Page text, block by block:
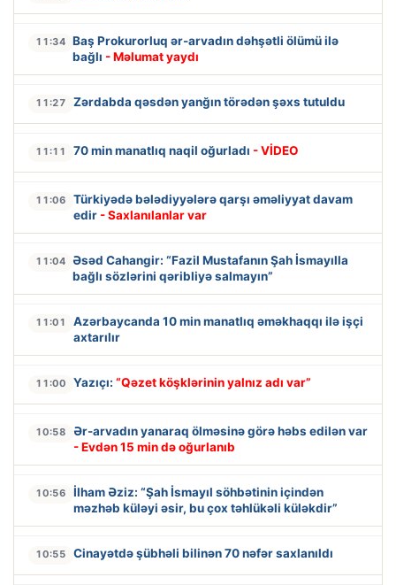
11:34 Baş Prokurorluq ər-arvadın dəhşətli ölümü ilə
bağlı - Məlumat yaydı
11:27 Zərdabda qəsdən yanğın törədən şəxs tutuldu
11:11 70 min manatlıq naqil oğurladı - VİDEO
11:06
Türkiyədə bələdiyyələrə qarşı əməliyyat davam
edir - Saxlanılanlar var
11:04
Əsəd Cahangir: “Fazil Mustafanın Şah İsmayılla
bağlı sözlərini qəribliyə salmayın”
11:01
Azərbaycanda 10 min manatlıq əməkhaqqı ilə işçi
axtarılır
11:00 Yazıçı: “Qəzet köşklərinin yalnız adı var”
10:58
Ər-arvadın yanaraq ölməsinə görə həbs edilən var
- Evdən 15 min də oğurlanıb
10:56
İlham Əziz: “Şah İsmayıl söhbətinin içindən
məzhəb küləyi əsir, bu çox təhlükəli küləkdir”
10:55 Cinayətdə şübhəli bilinən 70 nəfər saxlanıldı